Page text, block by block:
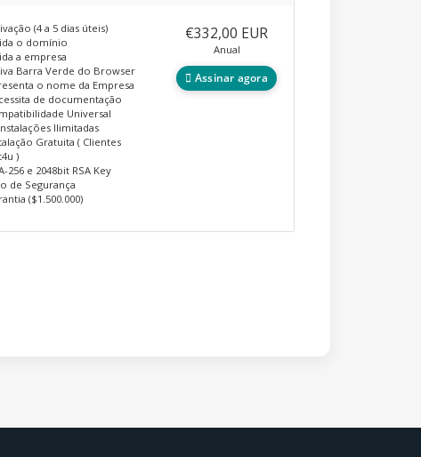
(4 a 5 dias úteis)
o domínio
a empresa
Barra Verde do Browser
o nome da Empresa
de documentação
Universal
Ilimitadas
Gratuita ( Clientes
)
256 e 2048bit RSA Key
de Segurança
($1.500.000)
€332,00 EUR
Anual
Assinar agora